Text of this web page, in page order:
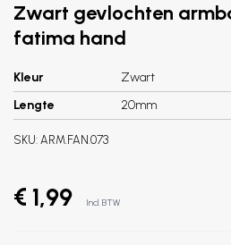
Zwart gevlochten
fatima hand
Kleur
Zwart
Lengte
20mm
SKU: ARM.FAN.073
€ 1,99 Incl. BTW